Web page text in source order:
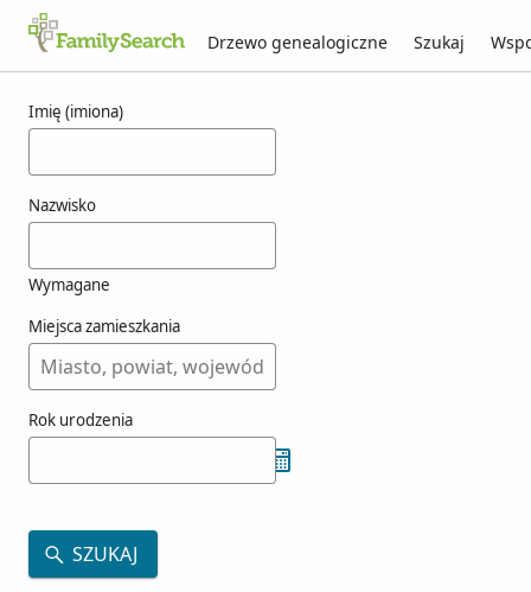
Drzewo genealogiczne Szukaj
Imię (imiona)
Nazwisko
Wymagane
Miejsca zamieszkania
Rok urodzenia
SZUKAJ